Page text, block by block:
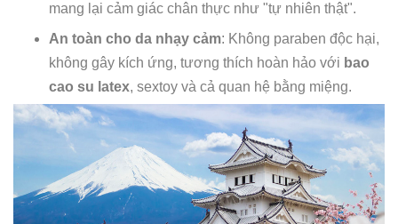
mang lại cảm giác chân thực như "tự nhiên thật".
An toàn cho da nhạy cảm: Không paraben độc hại,
không gây kích ứng, tương thích hoàn hảo với bao
cao su latex, sextoy và cả quan hệ bằng miệng.